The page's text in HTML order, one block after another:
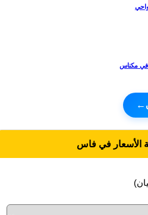
←
الأسعار في فاس